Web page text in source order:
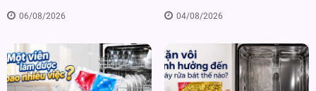
in 1 Ultimate
06/08/2026
Ở Viên Rửa
04/08/2026